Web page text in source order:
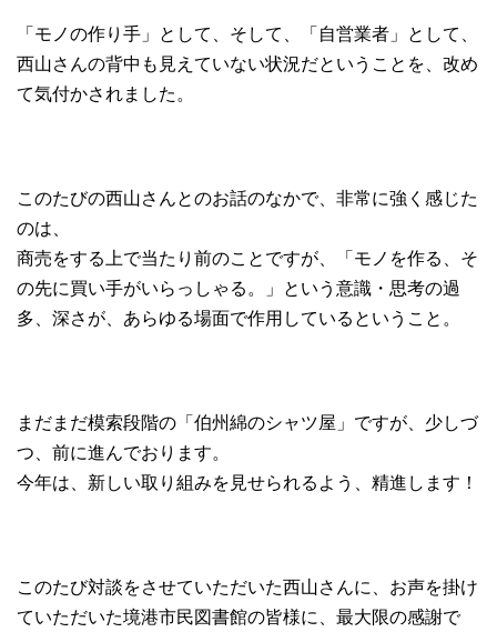
「モノの作り手」として、そして、「自営業者」として、
西山さんの背中も見えていない状況だということを、改め
て気付かされました。
このたびの西山さんとのお話のなかで、非常に強く感じた
のは、
商売をする上で当たり前のことですが、「モノを作る、そ
の先に買い手がいらっしゃる。」という意識・思考の過
多、深さが、あらゆる場面で作用しているということ。
まだまだ模索段階の「伯州綿のシャツ屋」ですが、少しづ
つ、前に進んでおります。
今年は、新しい取り組みを見せられるよう、精進します！
このたび対談をさせていただいた西山さんに、お声を掛け
ていただいた境港市民図書館の皆様に、最大限の感謝で